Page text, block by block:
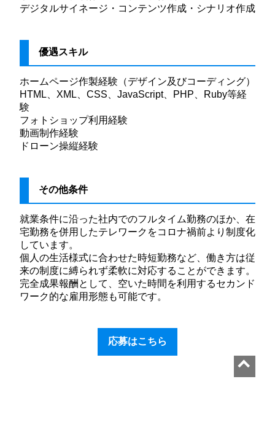
デジタルサイネージ・コンテンツ作成・シナリオ作成
優遇スキル
ホームページ作製経験（デザイン及びコーディング）
HTML、XML、CSS、JavaScript、PHP、Ruby等経
験
フォトショップ利用経験
動画制作経験
ドローン操縦経験
その他条件
就業条件に沿った社内でのフルタイム勤務のほか、在
宅勤務を併用したテレワークをコロナ禍前より制度化
しています。
個人の生活様式に合わせた時短勤務など、働き方は従
来の制度に縛られず柔軟に対応することができます。
完全成果報酬として、空いた時間を利用するセカンド
ワーク的な雇用形態も可能です。
応募はこちら